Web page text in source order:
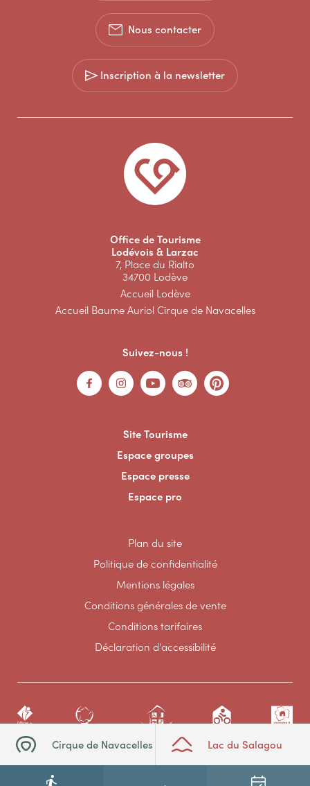
Cirque de Navacelles Lac du Salagou
Nous contacter
Inscription à la newsletter
Office de Tourisme
Lodévois & Larzac
7, Place du Rialto
34700 Lodève
Accueil Lodève
Accueil Baume Auriol Cirque de Navacelles
Suivez-nous !
Site Tourisme
Espace groupes
Espace presse
Espace pro
Plan du site
Politique de confidentialité
Mentions légales
Conditions générales de vente
Conditions tarifaires
Déclaration d'accessibilité